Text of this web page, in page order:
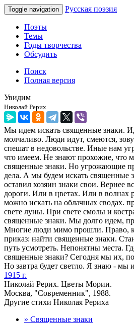
Toggle navigation Русская поэзия
Поэты
Темы
Годы творчества
Обсудить
Поиск
Полная версия
Увидим
Николай Рерих
Мы идем искать священные знаки.
молчаливо. Люди идут, смеются,
спешат в недовольстве. Иные нам
что имеем. Не знают прохожие, что
священные знаки. Но угрожающие
дела. А мы будем искать священные
оставил хозяин знаки свои. Вернее
дороги. Или в цветах. Или в волнах
можно искать на облачных сводах.
свете луны. При свете смолы и
священные знаки. Мы долго идем,
Многие люди мимо прошли. Право,
приказ: найти священные знаки.
путь усмотреть. Непонятны места.
священные знаки? Сегодня мы их,
Но завтра будет светло. Я знаю - мы
1915 г.
Николай Рерих. Цветы Мории.
Москва, "Современник", 1988.
Другие стихи Николая Рериха
» Священные знаки